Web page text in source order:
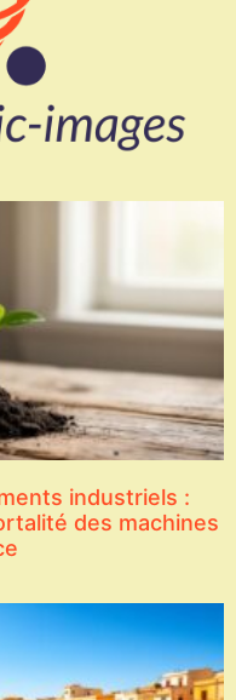
industriels :
des machines